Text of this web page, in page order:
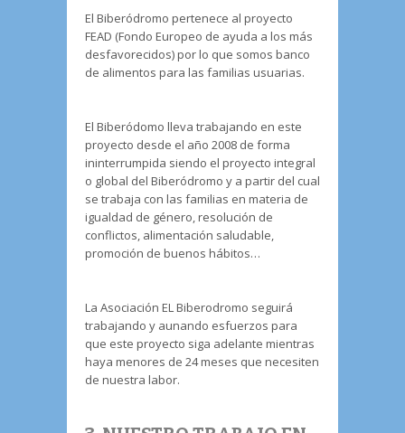
El Biberódromo pertenece al proyecto
FEAD (Fondo Europeo de ayuda a los más
desfavorecidos) por lo que somos banco
de alimentos para las familias usuarias.
El Biberódomo lleva trabajando en este
proyecto desde el año 2008 de forma
ininterrumpida siendo el proyecto integral
o global del Biberódromo y a partir del cual
se trabaja con las familias en materia de
igualdad de género, resolución de
conflictos, alimentación saludable,
promoción de buenos hábitos…
La Asociación EL Biberodromo seguirá
trabajando y aunando esfuerzos para
que este proyecto siga adelante mientras
haya menores de 24 meses que necesiten
de nuestra labor.